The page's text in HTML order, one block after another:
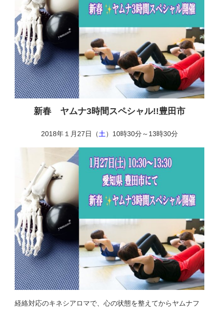
新春 ヤムナ3時間スペシャル!!豊田市
2018年１月27日（土）10時30分～13時30分
経絡対応のキネシアロマで、心の状態を整えてからヤムナフ